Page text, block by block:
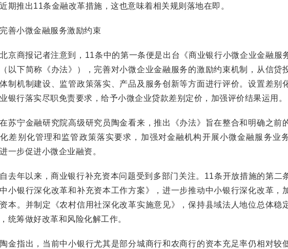
期推出11条金融改革措施，这也意味着相关规则落地在即。
小微金融服务激励约束
商报记者注意到，11条中的第一条便是出台《商业银行小微企业金融服
以下简称《办法》），完善对小微企业金融服务的激励约束机制，从信贷
制机制建设、监管政策落实、产品及服务创新等方面进行评价。设置差别
银行落实尽职免责要求，给予小微企业贷款差别定价，加强评价结果运用。
宁金融研究院高级研究员陶金看来，推出《办法》旨在整合和明确之前
差别化管理和监管政策落实要求，加强对金融机构开展小微金融服务业
一步促进小微企业融资。
年以来，商业银行补充资本问题受到多部门关注。11条开放措施的第二
小银行深化改革和补充资本工作方案》，进一步推动中小银行深化改革，
本。并制定《农村信用社深化改革实施意见》，保持县域法人地位总体稳
统筹做好改革和风险化解工作。
指出，当前中小银行尤其是部分城商行和农商行的资本充足率仍相对较